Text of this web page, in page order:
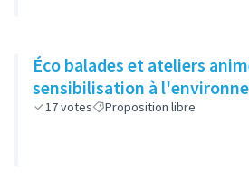
Éco balades et ateliers
sensibilisation à
17votes Proposition libre